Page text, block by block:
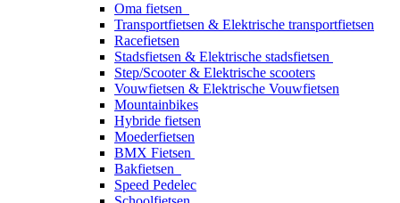
Oma fietsen
Transportfietsen & Elektrische transportfietsen
Racefietsen
Stadsfietsen & Elektrische stadsfietsen
Step/Scooter & Elektrische scooters
Vouwfietsen & Elektrische Vouwfietsen
Mountainbikes
Hybride fietsen
Moederfietsen
BMX Fietsen
Bakfietsen
Speed Pedelec